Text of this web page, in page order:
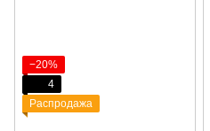
−20%
4
Распродажа